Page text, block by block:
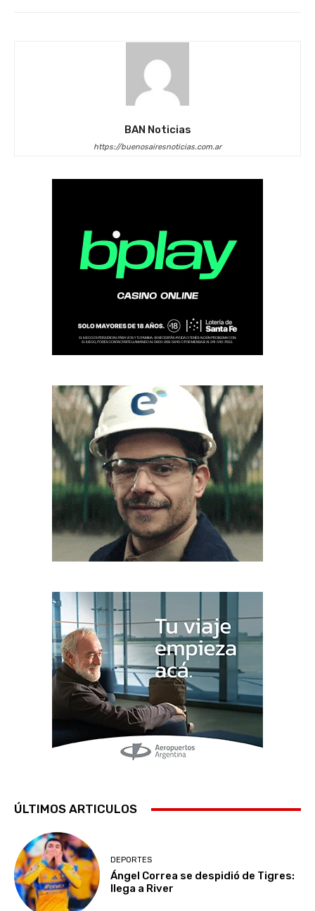
BAN Noticias
https://buenosairesnoticias.com.ar
ÚLTIMOS ARTICULOS
DEPORTES
Ángel Correa se despidió de Tigres:
llega a River